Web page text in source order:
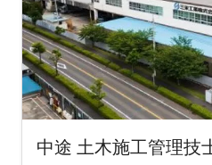
中途 土木施工管理技